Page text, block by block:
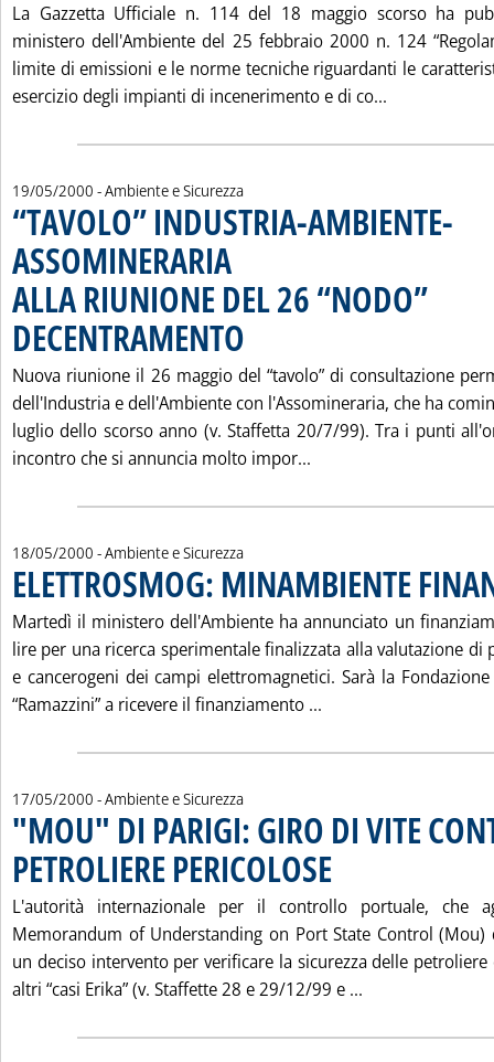
La Gazzetta Ufficiale n. 114 del 18 maggio scorso ha
ministero dell'Ambiente del 25 febbraio 2000 n. 124
limite di emissioni e le norme tecniche riguardanti le
esercizio degli impianti di incenerimento e di co...
19/05/2000 - Ambiente e Sicurezza
“TAVOLO” INDUSTRIA-AMBIENTE-
ASSOMINERARIA
ALLA RIUNIONE DEL 26 “NODO”
DECENTRAMENTO
Nuova riunione il 26 maggio del “tavolo” di consultazione
dell'Industria e dell'Ambiente con l'Assomineraria, che ha
luglio dello scorso anno (v. Staffetta 20/7/99). Tra i punti
incontro che si annuncia molto impor...
18/05/2000 - Ambiente e Sicurezza
ELETTROSMOG: MINAMBIENTE
Martedì il ministero dell'Ambiente ha annunciato un
lire per una ricerca sperimentale finalizzata alla valutazione di
e cancerogeni dei campi elettromagnetici. Sarà la
“Ramazzini” a ricevere il finanziamento ...
17/05/2000 - Ambiente e Sicurezza
"MOU" DI PARIGI: GIRO DI VITE
PETROLIERE PERICOLOSE
L'autorità internazionale per il controllo portuale, che
Memorandum of Understanding on Port State Control (Mou)
un deciso intervento per verificare la sicurezza delle
altri “casi Erika” (v. Staffette 28 e 29/12/99 e ...